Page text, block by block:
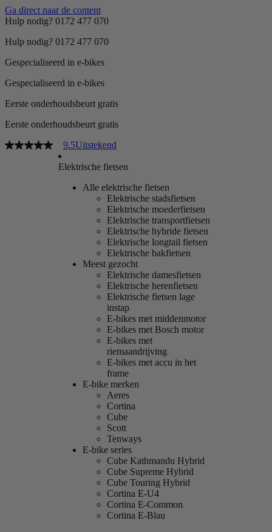
Ga direct naar de content
Hulp nodig? 0172 477 070
Hulp nodig? 0172 477 070
Gespecialiseerd in e-bikes
Gespecialiseerd in e-bikes
Eerste onderhoudsbeurt gratis
Eerste onderhoudsbeurt gratis
9.5Uitstekend
Elektrische fietsen
Alle elektrische fietsen
Elektrische stadsfietsen
Elektrische moederfietsen
Elektrische transportfietsen
Elektrische hybride fietsen
Elektrische longtail fietsen
Elektrische bakfietsen
Meest gezocht
Elektrische damesfietsen
Elektrische herenfietsen
Elektrische fietsen lage
instap
E-bikes met middenmotor
E-bikes met Bosch motor
E-bikes met
riemaandrijving
E-bikes met accu in het
frame
E-bike merken
Aeres
Cortina
Cube
Scott
Tenways
E-bike series
Cube Kathmandu Hybrid
Cube Supreme Hybrid
Cube Touring Hybrid
Cortina E-U4
Cortina E-Common
Cortina E-Blau